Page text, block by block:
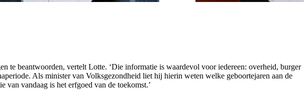
te beantwoorden, vertelt Lotte. ‘Die informatie is waardevol voor iedereen: overheid, burger
Als minister van Volksgezondheid liet hij hierin weten welke geboortejaren aan de
van vandaag is het erfgoed van de toekomst.’